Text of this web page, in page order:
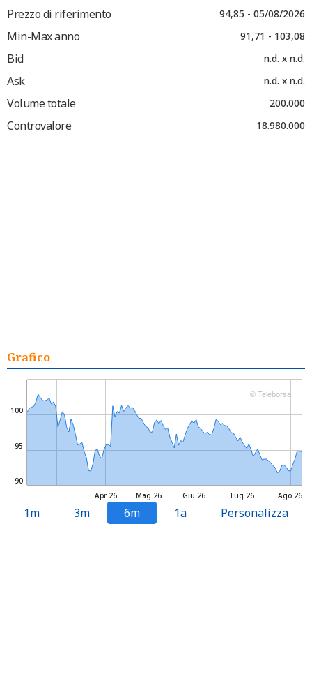
Prezzo di riferimento 94,85 - 05/08/2026
Min-Max anno 91,71 - 103,08
Bid n.d. x n.d.
Ask n.d. x n.d.
Volume totale 200.000
Controvalore 18.980.000
Grafico
Mag 26 Lug 26
Apr 26 Giu 26 Ago 26
90
95
100
© Teleborsa
1m 3m 6m 1a Personalizza